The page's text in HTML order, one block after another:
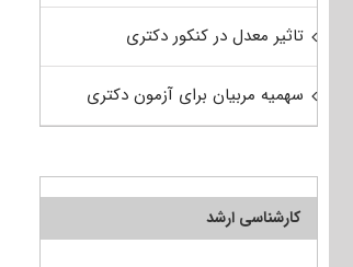
تاثیر معدل در کنکور دکتری
سهمیه مربیان برای آزمون دکتری
کارشناسی ارشد